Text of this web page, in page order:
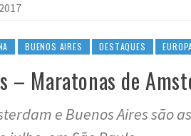
BUENOS AIRES DESTAQUES
– Maratonas de
e Buenos Aires são